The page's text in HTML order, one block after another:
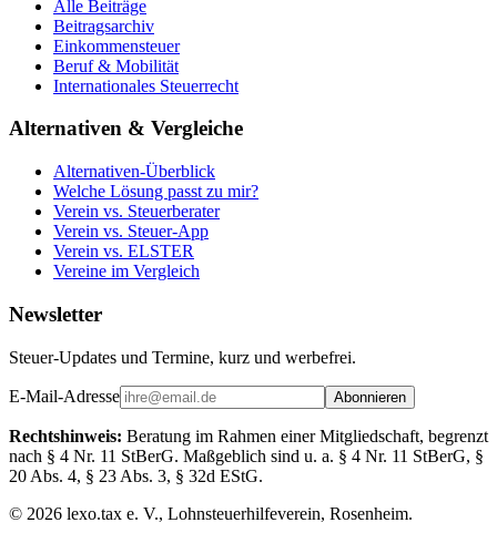
Alle Beiträge
Beitragsarchiv
Einkommensteuer
Beruf & Mobilität
Internationales Steuerrecht
Alternativen & Vergleiche
Alternativen-Überblick
Welche Lösung passt zu mir?
Verein vs. Steuerberater
Verein vs. Steuer-App
Verein vs. ELSTER
Vereine im Vergleich
Newsletter
Steuer-Updates und Termine, kurz und werbefrei.
E-Mail-Adresse Abonnieren
Rechtshinweis: Beratung im Rahmen einer Mitgliedschaft, begrenzt
nach § 4 Nr. 11 StBerG. Maßgeblich sind u. a. § 4 Nr. 11 StBerG, §
20 Abs. 4, § 23 Abs. 3, § 32d EStG.
© 2026 lexo.tax e. V., Lohnsteuerhilfeverein, Rosenheim.